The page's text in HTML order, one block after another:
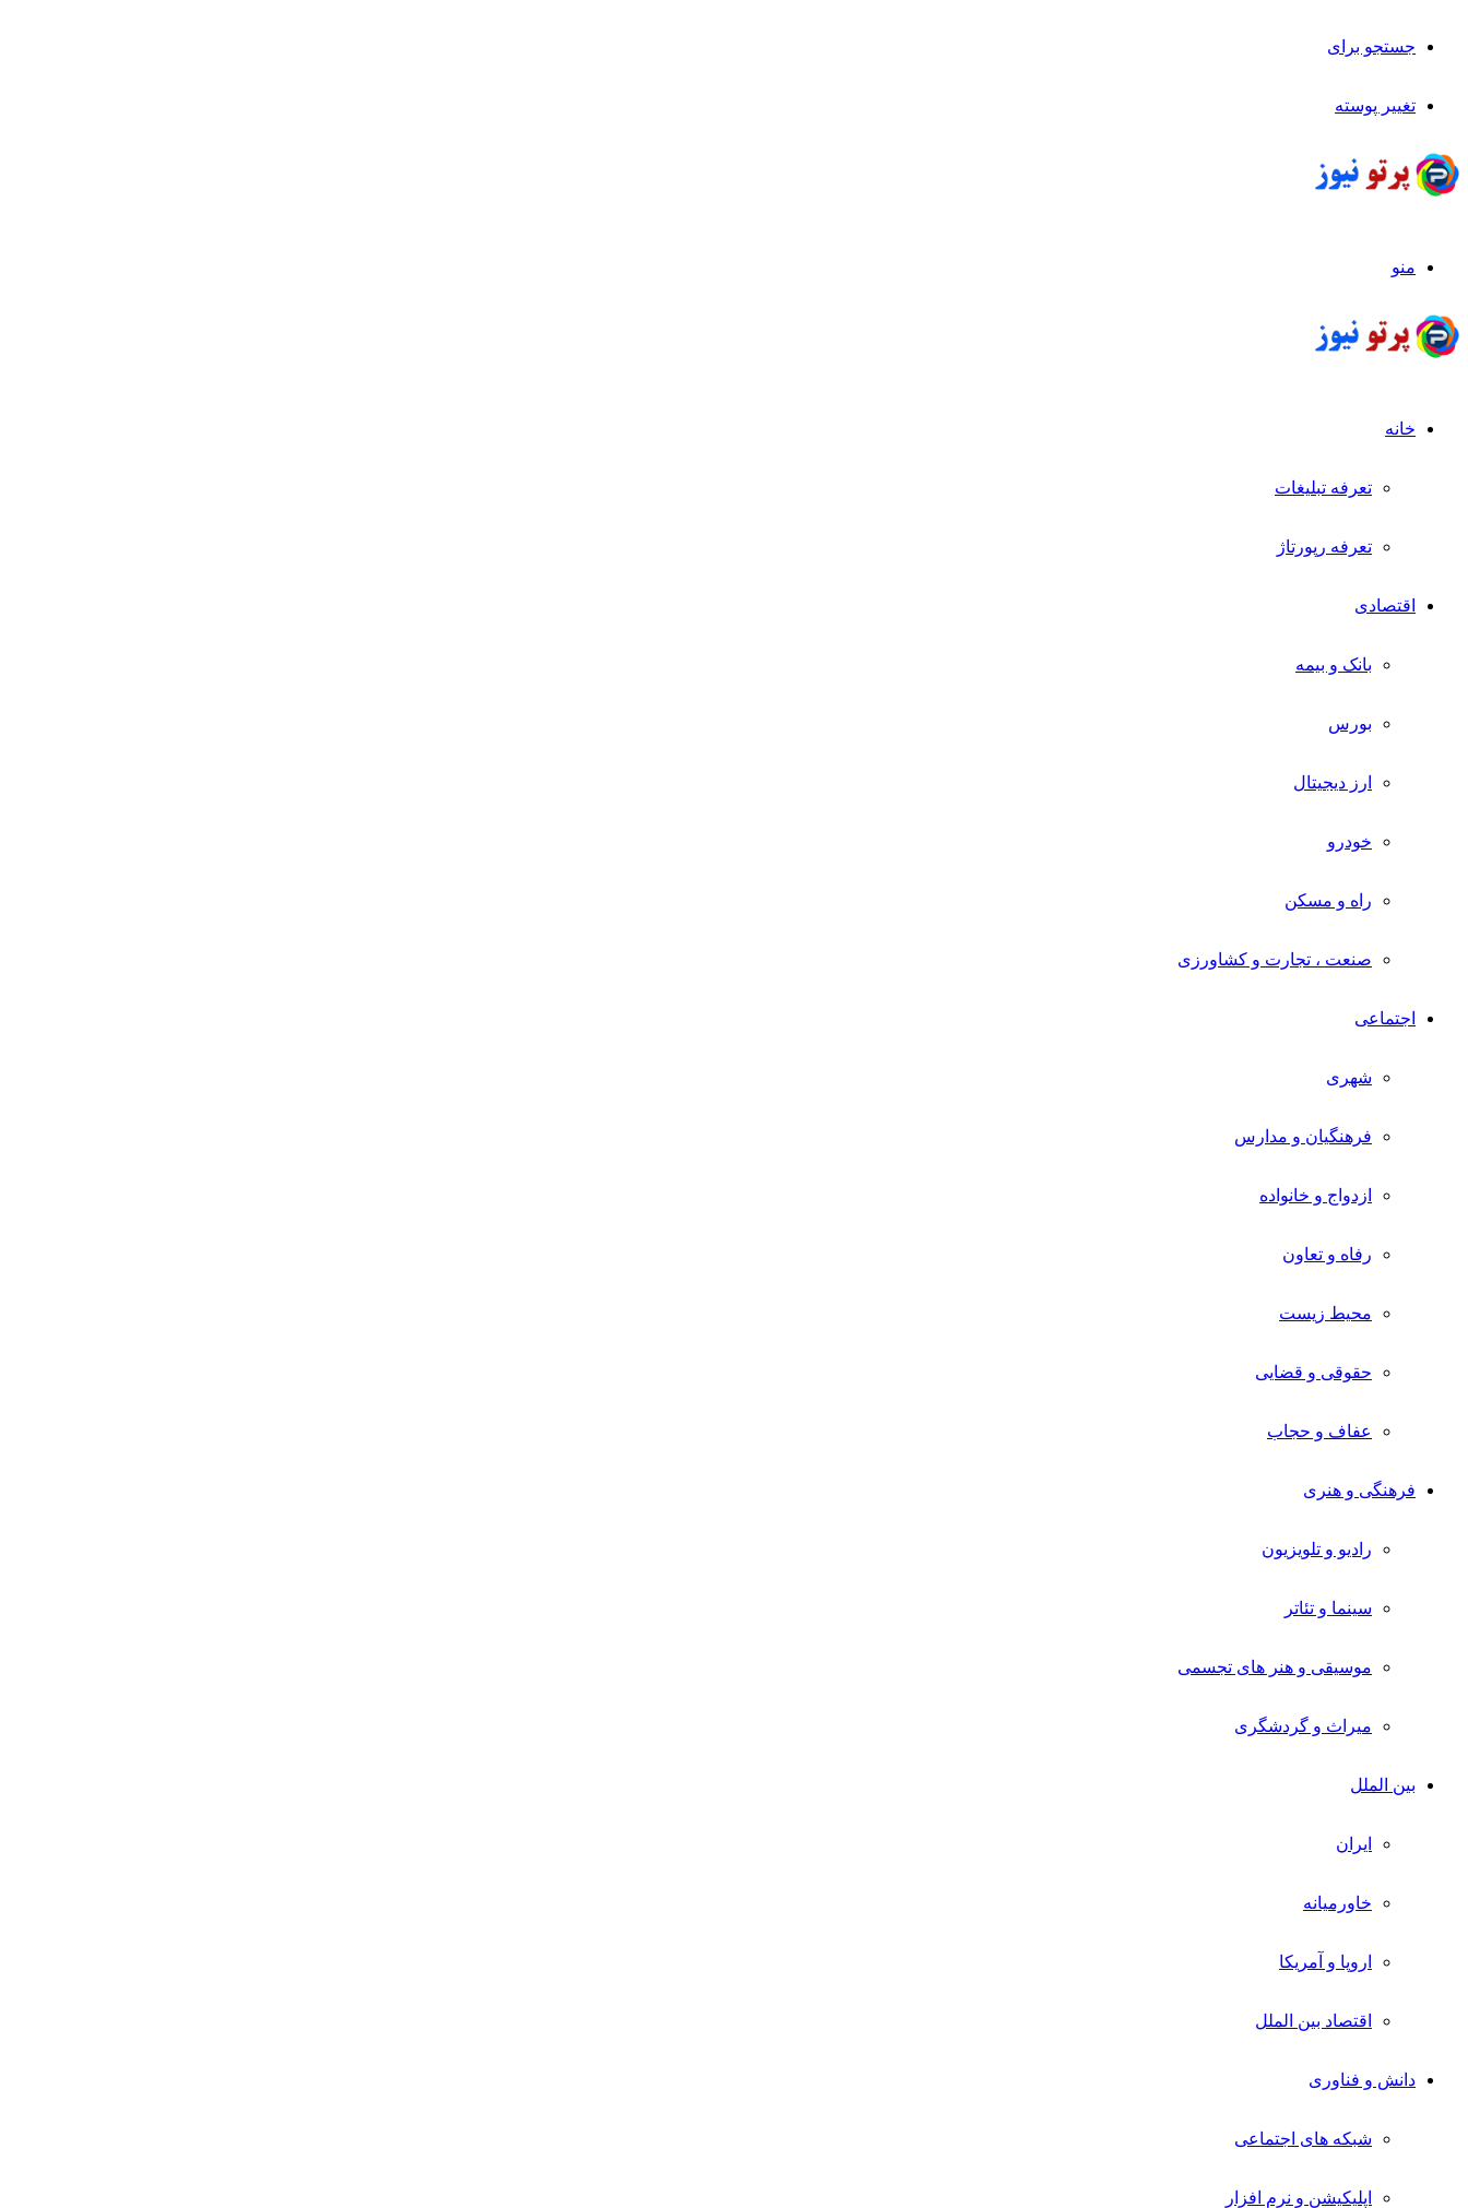
جستجو برای
تغییر پوسته
منو
خانه
تعرفه تبلیغات
تعرفه رپورتاژ
اقتصادی
بانک و بیمه
بورس
ارز دیجیتال
خودرو
راه و مسکن
صنعت ، تجارت و کشاورزی
اجتماعی
شهری
فرهنگیان و مدارس
ازدواج و خانواده
رفاه و تعاون
محیط زیست
حقوقی و قضایی
عفاف و حجاب
فرهنگی و هنری
رادیو و تلویزیون
سینما و تئاتر
موسیقی و هنر های تجسمی
میراث و گردشگری
بین الملل
ایران
خاورمیانه
اروپا و آمریکا
اقتصاد بین الملل
دانش و فناوری
شبکه های اجتماعی
اپلیکیشن و نرم افزار